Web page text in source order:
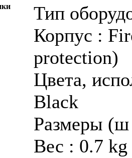
Тип
Корпус :
protection)
Цвета,
Black
Размеры (ш
Вес : 0.7 kg